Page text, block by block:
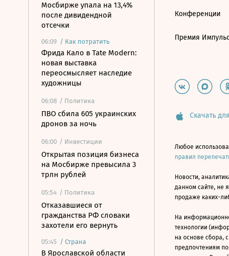
Мосбирже упала на 13,4%
после дивидендной
отсечки
06:09 / Как потратить
Фрида Кало в Tate Modern:
новая выставка
переосмысляет наследие
художницы
06:08 / Политика
ПВО сбила 605 украинских
дронов за ночь
06:00 / Инвестиции
Открытая позиция бизнеса
на Мосбирже превысила 3
трлн рублей
05:54 / Политика
Отказавшиеся от
гражданства РФ словаки
захотели его вернуть
05:45 / Страна
В Ярославской области
Конференции
Премия Импульс
Скачать
Любое
правил
Новости,
данном сайте, не
продаже каких-
На
технологии
на основе сбора,
предпочтениям